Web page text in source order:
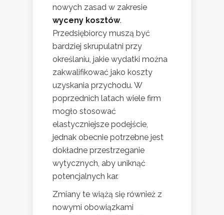
nowych zasad w zakresie
wyceny kosztów.
Przedsiębiorcy muszą być
bardziej skrupulatni przy
określaniu, jakie wydatki można
zakwalifikować jako koszty
uzyskania przychodu. W
poprzednich latach wiele firm
mogło stosować
elastyczniejsze podejście,
jednak obecnie potrzebne jest
dokładne przestrzeganie
wytycznych, aby uniknąć
potencjalnych kar.
Zmiany te wiążą się również z
nowymi obowiązkami